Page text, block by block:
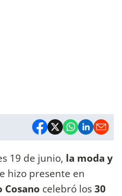
19 de junio, la moda y
hizo presente en
Cosano celebró los30